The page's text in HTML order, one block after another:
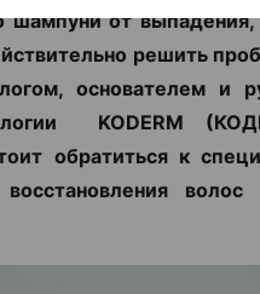
шампуни от
решить
основателем и
KODERM
обратиться к